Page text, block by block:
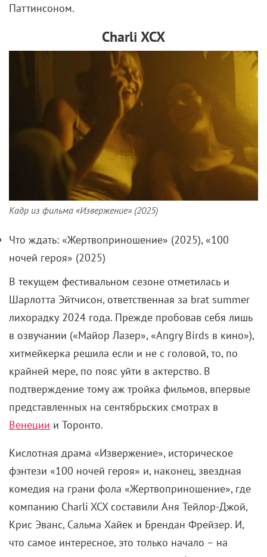
Паттинсоном.
Charli XCX
Кадр из фильма «Извержение» (2025)
Что ждать: «Жертвоприношение» (2025), «100
ночей героя» (2025)
В текущем фестивальном сезоне отметилась и
Шарлотта Эйтчисон, ответственная за brat summer
лихорадку 2024 года. Прежде пробовав себя лишь
в озвучании («Майор Лазер», «Angry Birds в кино»),
хитмейкерка решила если и не с головой, то, по
крайней мере, по пояс уйти в актерство. В
подтверждение тому аж тройка фильмов, впервые
представленных на сентябрьских смотрах в
Венеции и Торонто.
Кислотная драма «Извержение», историческое
фэнтези «100 ночей героя» и, наконец, звездная
комедия на грани фола «Жертвоприношение», где
компанию Charli XCX составили Аня Тейлор-Джой,
Крис Эванс, Сальма Хайек и Брендан Фрейзер. И,
что самое интересное, это только начало – на